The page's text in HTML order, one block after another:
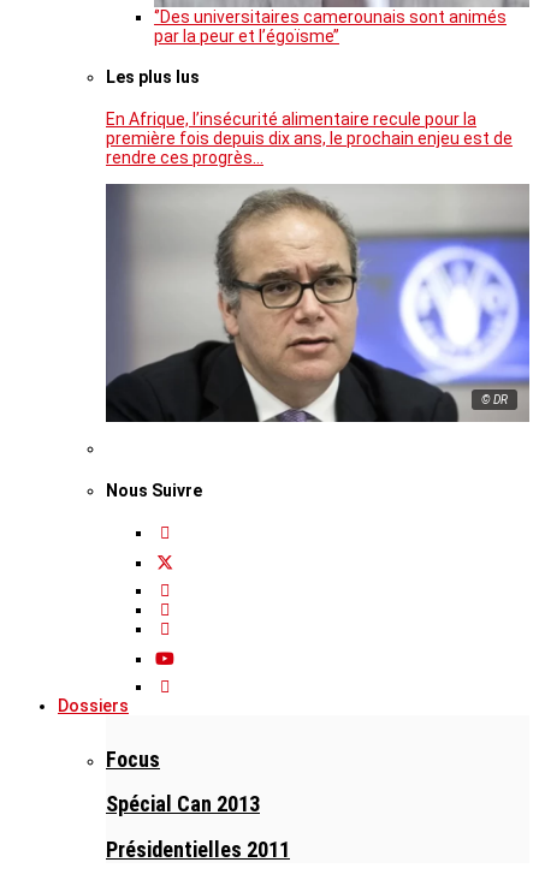
‘’Des universitaires camerounais sont animés
par la peur et l’égoïsme’’
Les plus lus
En Afrique, l’insécurité alimentaire recule pour la
première fois depuis dix ans, le prochain enjeu est de
rendre ces progrès…
© DR
Nous Suivre
Dossiers
Focus
Spécial Can 2013
Présidentielles 2011